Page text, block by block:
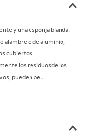
y una esponja blanda.
alambre o de aluminio,
cubiertos.
los residuosde los
pueden pe...